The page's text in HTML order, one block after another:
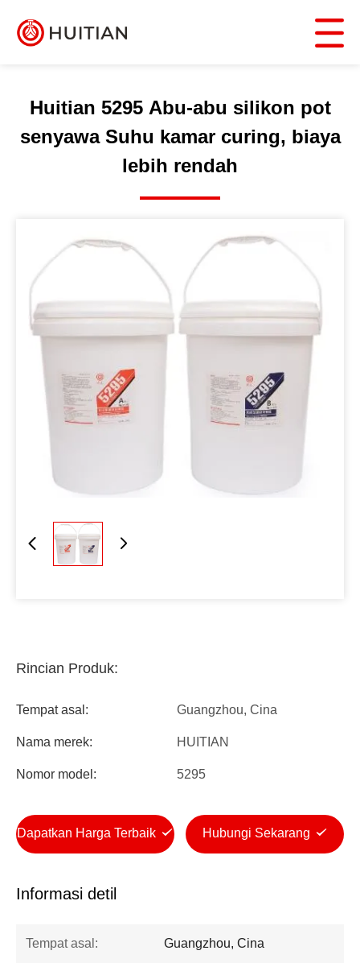
Huitian 5295 Abu-abu silikon pot
senyawa Suhu kamar curing, biaya
lebih rendah
Rincian Produk:
Tempat asal: Guangzhou, Cina
Nama merek: HUITIAN
Nomor model: 5295
Dapatkan Harga Terbaik Hubungi Sekarang
Informasi detil
Tempat asal: Guangzhou, Cina